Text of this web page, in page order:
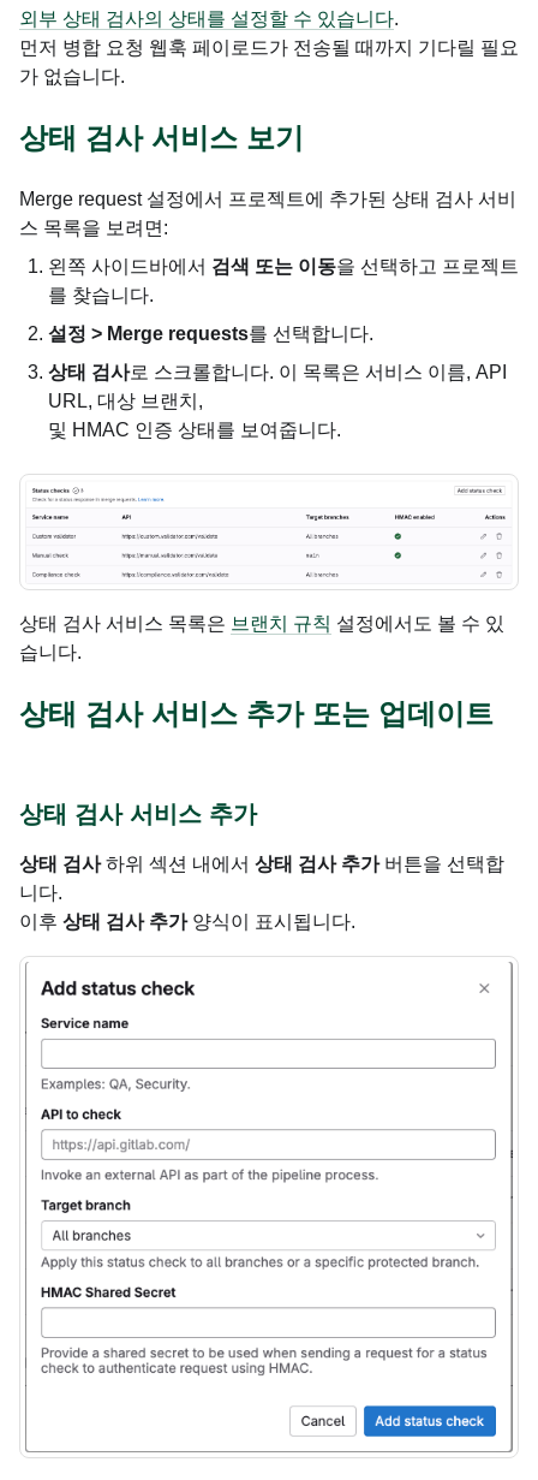
외부 상태 검사의 상태를 설정할 수 있습니다.
먼저 병합 요청 웹훅 페이로드가 전송될 때까지 기다릴 필요
가 없습니다.
상태 검사 서비스 보기
Merge request 설정에서 프로젝트에 추가된 상태 검사 서비
스 목록을 보려면:
왼쪽 사이드바에서 검색 또는 이동을 선택하고 프로젝트
를 찾습니다.
설정 > Merge requests를 선택합니다.
상태 검사로 스크롤합니다. 이 목록은 서비스 이름, API
URL, 대상 브랜치,
및 HMAC 인증 상태를 보여줍니다.
상태 검사 서비스 목록은 브랜치 규칙 설정에서도 볼 수 있
습니다.
상태 검사 서비스 추가 또는 업데이트
상태 검사 서비스 추가
상태 검사하위 섹션 내에서 상태 검사 추가버튼을 선택합
니다.
이후 상태 검사 추가양식이 표시됩니다.